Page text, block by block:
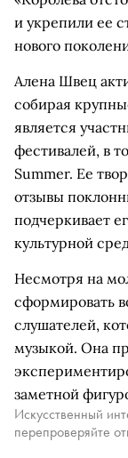
и укрепили ее
нового
Алена Швец
собирая
является
фестивалей, в
Summer. Ее
отзывы
подчеркивает
культурной
Несмотря на
сформировать
слушателей,
музыкой. Она
заметной
Искусственный
перепроверяйте